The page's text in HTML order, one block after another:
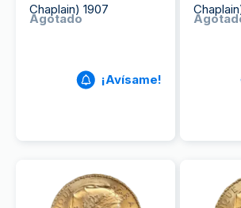
Chaplain) 1907
Agotado
¡Avísame!